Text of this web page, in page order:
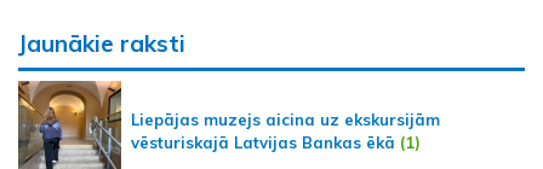
Jaunākie raksti
Liepājas muzejs aicina uz ekskursijām
vēsturiskajā Latvijas Bankas ēkā (1)